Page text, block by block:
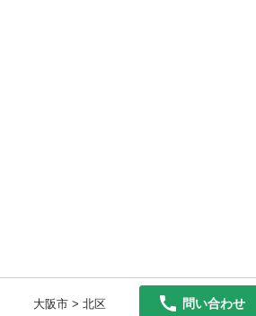
大阪市 > 北区 問い合わせ